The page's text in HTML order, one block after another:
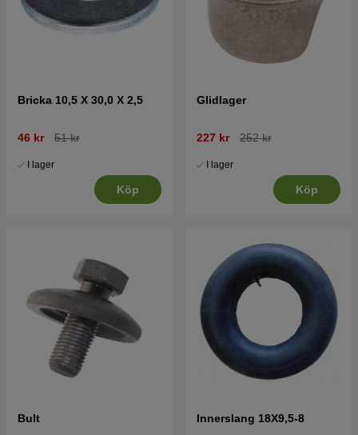
Bricka 10,5 X 30,0 X 2,5
46 kr 51 kr
I lager
Köp
Glidlager
227 kr 252 kr
I lager
Köp
Bult Innerslang 18X9,5-8